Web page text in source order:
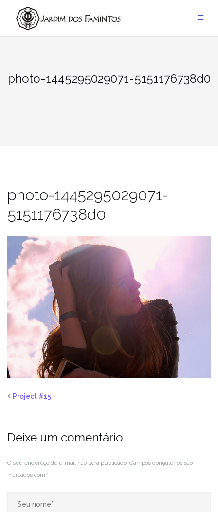
conteúdo
photo-1445295029071-5151176738d0
photo-1445295029071-
5151176738d0
Project #15
Deixe um comentário
O seu endereço de e-mail não será publicado. Campos obrigatórios são
marcados com *